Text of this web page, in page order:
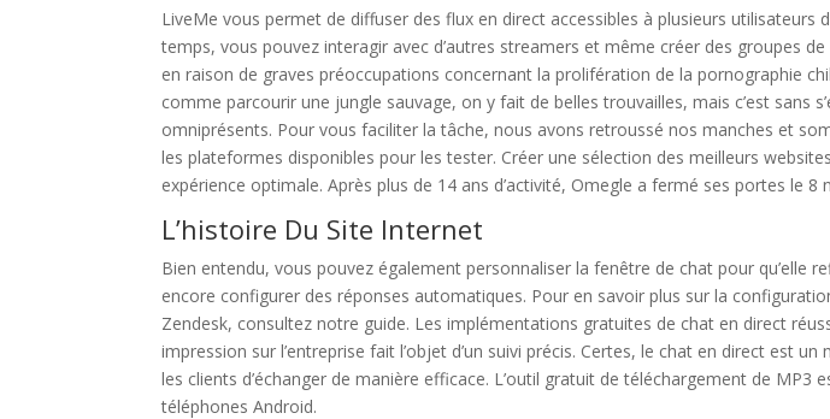
LiveMe vous permet de diffuser des flux en direct accessibles à plusieurs utilisateurs
temps, vous pouvez interagir avec d’autres streamers et même créer des groupes
en raison de graves préoccupations concernant la prolifération de la pornographie
comme parcourir une jungle sauvage, on y fait de belles trouvailles, mais c’est sans
omniprésents. Pour vous faciliter la tâche, nous avons retroussé nos manches et
les plateformes disponibles pour les tester. Créer une sélection des meilleurs
expérience optimale. Après plus de 14 ans d’activité, Omegle a fermé ses portes le 8
L’histoire Du Site Internet
Bien entendu, vous pouvez également personnaliser la fenêtre de chat pour qu’elle
encore configurer des réponses automatiques. Pour en savoir plus sur la
Zendesk, consultez notre guide. Les implémentations gratuites de chat en direct
impression sur l’entreprise fait l’objet d’un suivi précis. Certes, le chat en direct est
les clients d’échanger de manière efficace. L’outil gratuit de téléchargement de MP3
téléphones Android.